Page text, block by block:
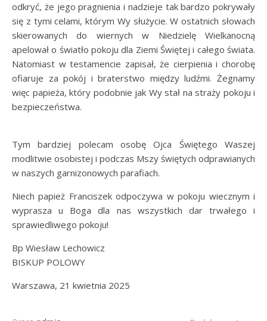
odkryć, że jego pragnienia i nadzieje tak bardzo pokrywały
się z tymi celami, którym Wy służycie. W ostatnich słowach
skierowanych do wiernych w Niedzielę Wielkanocną
apelował o światło pokoju dla Ziemi Świętej i całego świata.
Natomiast w testamencie zapisał, że cierpienia i chorobę
ofiaruje za pokój i braterstwo między ludźmi. Żegnamy
więc papieża, który podobnie jak Wy stał na straży pokoju i
bezpieczeństwa.
Tym bardziej polecam osobę Ojca Świętego Waszej
modlitwie osobistej i podczas Mszy świętych odprawianych
w naszych garnizonowych parafiach.
Niech papież Franciszek odpoczywa w pokoju wiecznym i
wyprasza u Boga dla nas wszystkich dar trwałego i
sprawiedliwego pokoju!
Bp Wiesław Lechowicz
BISKUP POLOWY
Warszawa, 21 kwietnia 2025